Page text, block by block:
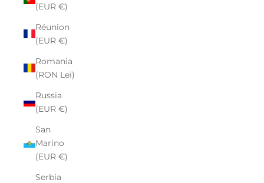
(EUR €)
Réunion
(EUR €)
Romania
(RON Lei)
Russia
(EUR €)
San
Marino
(EUR €)
Serbia